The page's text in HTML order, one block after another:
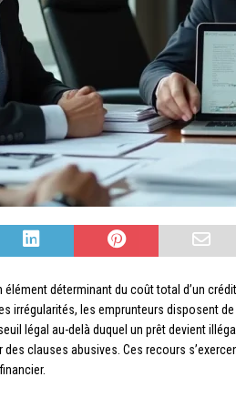
déterminant du coût total d’un
irrégularités, les emprunteurs disposent
légal au-delà duquel un prêt devient
clauses abusives. Ces recours